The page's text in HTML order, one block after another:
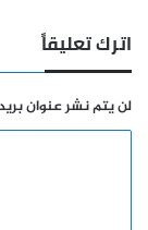
اترك تعليقاً
لن يتم نشر عنوان